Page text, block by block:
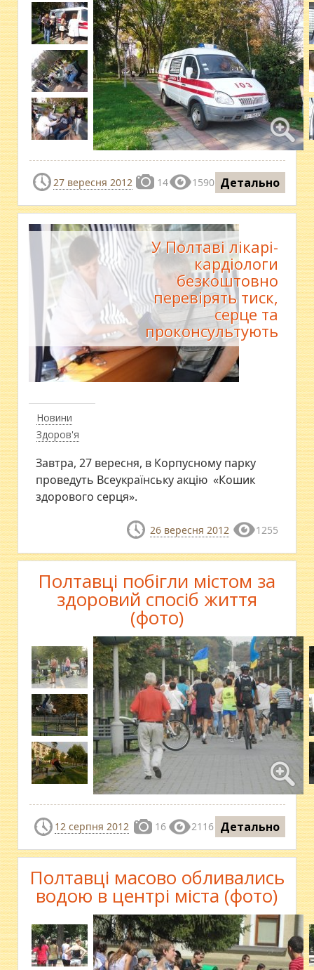
27 вересня 2012 14 1590 Детально
Новини
Здоров'я
У Полтаві лікарі-
кардіологи
безкоштовно
перевірять тиск,
серце та
проконсультують
Завтра, 27 вересня, в Корпусному парку
проведуть Всеукраїнську акцію «Кошик
здорового серця».
26 вересня 2012 1255
Полтавці побігли містом за
здоровий спосіб життя
(фото)
12 серпня 2012 16 2116 Детально
Полтавці масово обливались
водою в центрі міста (фото)